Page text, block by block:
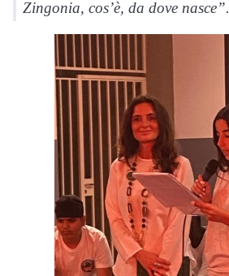
Zingonia, cos’è, da dove nasce”.